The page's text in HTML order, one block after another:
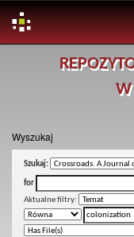
W
Wyszukaj
Szukaj:
for
Aktualne filtry: